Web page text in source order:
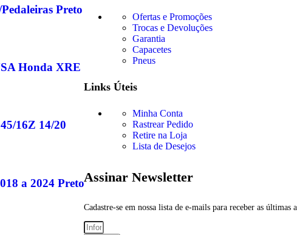
Ofertas e Promoções
Trocas e Devoluções
Garantia
Capacetes
Pneus
Links Úteis
Minha Conta
Rastrear Pedido
Retire na Loja
Lista de Desejos
Assinar Newsletter
Cadastre-se em nossa lista de e-mails para receber as últimas
Preto – Master Acessórios
Honda XRE 300
16Z 14/20
a 2024 Preto – Master Acessórios